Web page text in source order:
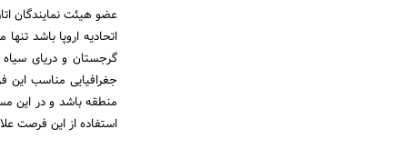
عضو هیئت نمایندگان
اتحادیه اروپا باشد
گرجستان و دریای
جغرافیایی مناسب این
منطقه باشد و در این
استفاده از این فرصت